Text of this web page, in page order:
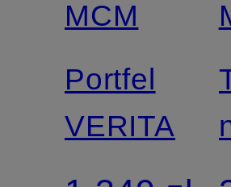
MCM
Portfel
VERITAS